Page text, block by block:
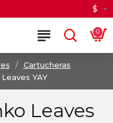
$
0
Cartucheras
YAY
Leaves